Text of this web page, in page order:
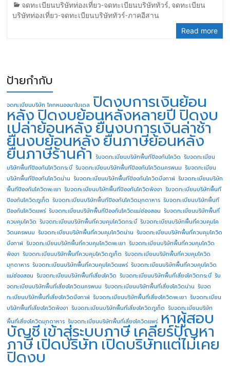
จดทะเบียนบริษัทท่องเที่ยว-จดทะเบียนบริษัททัวร์, จดทะเบียน
บริษัทท่องเที่ยว-จดทะเบียนบริษัททัวร์-ภาคอีสาน
Read more
ป้ายกำกับ
จดทะเบียนบริษัท โคกหนองนาโมเดล ปิดงบการเงินย้อน
หลังปิดงบย้อนหลังหลายปี ปิดงบ
เปล่าย้อนหลังยื่นงบการเงินล่าช้า
ยื่นงบย้อนหลังยื่นภาษีย้อนหลัง
ยื่นภาษีร้านค้า รับจดทะเบียนบริษัทพื้นทีป้องกันโควิด รับจดทะเบียน
บริษัทพื้นทีป้องกันโควิดกระบี่ รับจดทะเบียนบริษัทพื้นทีป้องกันโควิดนครพนม รับจดทะเบียน
บริษัทพื้นทีป้องกันโควิดน่าน รับจดทะเบียนบริษัทพื้นทีป้องกันโควิดบึงกาฬ รับจดทะเบียนบริษัท
พื้นทีป้องกันโควิดพะเยา รับจดทะเบียนบริษัทพื้นทีป้องกันโควิดพังงา รับจดทะเบียนบริษัทพื้นที
ป้องกันโควิดภูเก็ต รับจดทะเบียนบริษัทพื้นทีป้องกันโควิดมุกดาหาร รับจดทะเบียนบริษัทพื้นที
ป้องกันโควิดแพร่ รับจดทะเบียนบริษัทพื้นทีป้องกันโควิดแม่ฮ่องสอน รับจดทะเบียนบริษัทพื้นที่
ควบคุมโควิด รับจดทะเบียนบริษัทพื้นที่ควบคุมโควิดกระบี่ รับจดทะเบียนบริษัทพื้นที่ควบคุมโค
วิดนครพนม รับจดทะเบียนบริษัทพื้นที่ควบคุมโควิดน่าน รับจดทะเบียนบริษัทพื้นที่ควบคุมโควิด
บึงกาฬ รับจดทะเบียนบริษัทพื้นที่ควบคุมโควิดพะเยา รับจดทะเบียนบริษัทพื้นที่ควบคุมโควิด
พังงา รับจดทะเบียนบริษัทพื้นที่ควบคุมโควิดภูเก็ต รับจดทะเบียนบริษัทพื้นที่ควบคุมโควิด
มุกดาหาร รับจดทะเบียนบริษัทพื้นที่ควบคุมโควิดแพร่ รับจดทะเบียนบริษัทพื้นที่ควบคุมโควิด
แม่ฮ่องสอน รับจดทะเบียนบริษัทพื้นที่เสี่ยงโควิด รับจดทะเบียนบริษัทพื้นที่เสี่ยงโควิดกระบี่ รับ
จดทะเบียนบริษัทพื้นที่เสี่ยงโควิดนครพนม รับจดทะเบียนบริษัทพื้นที่เสี่ยงโควิดน่าน รับจด
ทะเบียนบริษัทพื้นที่เสี่ยงโควิดบึงกาฬ รับจดทะเบียนบริษัทพื้นที่เสี่ยงโควิดพะเยา รับจดทะเบียน
บริษัทพื้นที่เสี่ยงโควิดพังงา รับจดทะเบียนบริษัทพื้นที่เสี่ยงโควิดภูเก็ต รับจดทะเบียนบริษัท
พื้นที่เสี่ยงโควิดมุกดาหาร รับจดทะเบียนบริษัทพื้นที่เสี่ยงโควิดแพร่ หาผู้สอบ
บัญชี เข้าสู่ระบบภาษี เคลียร์ปัญหา
ภาษีเปิดบริษัทเปิดบริษัทแต่ไม่เคย
ปิดงบ